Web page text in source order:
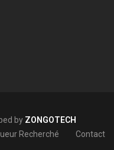
by ZONGOTECH
Recherché Contact